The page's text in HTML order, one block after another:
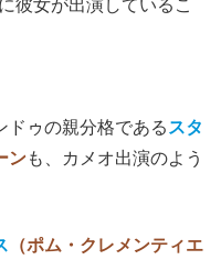
彼女が出演しているこ
ドゥの親分格である スタ
ンも、カメオ出演のよう
（ポム・クレメンティエ